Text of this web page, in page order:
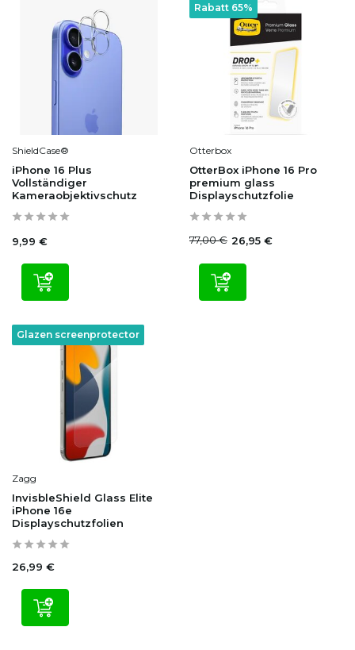
ShieldCase®
iPhone 16 Plus
Vollständiger
Kameraobjektivschutz
9,99 €
Rabatt 65%
Otterbox
OtterBox iPhone 16 Pro
premium glass
Displayschutzfolie
77,00 € 26,95 €
Glazen screenprotector
Zagg
InvisbleShield Glass Elite
iPhone 16e
Displayschutzfolien
26,99 €